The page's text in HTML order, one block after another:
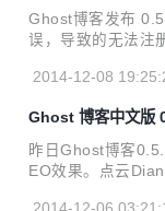
增加博文链接。 [
管理员可以直接更
Ghost博客发布
误，导致的无法注
m/ghost/
NodeJS的同学，
托管服务 ，只要
0.5.6...
2014-12-08
Ghost 博客中文版
昨日Ghost博客
EO效果。点云